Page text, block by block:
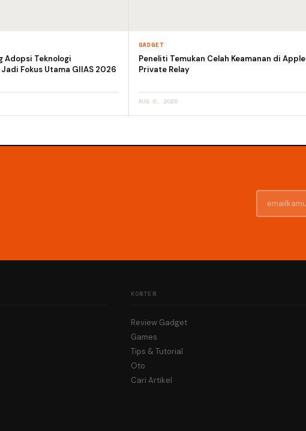
Adopsi Teknologi
Fokus Utama GIIAS 2026
GADGET
Peneliti Temukan Celah Keamanan di Apple
Private Relay
AUG 6, 2026
KONTEN
Review Gadget
Games
Tips & Tutorial
Oto
Cari Artikel